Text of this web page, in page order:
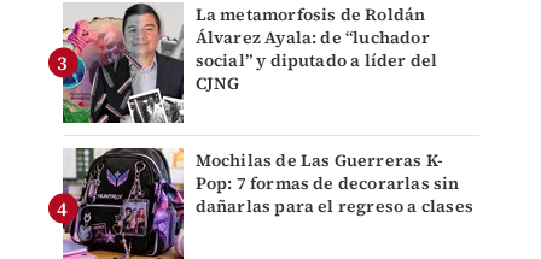
La metamorfosis de Roldán
Álvarez Ayala: de “luchador
social” y diputado a líder del
CJNG
Mochilas de Las Guerreras K-
Pop: 7 formas de decorarlas sin
dañarlas para el regreso a clases